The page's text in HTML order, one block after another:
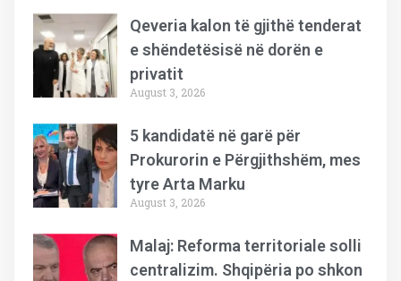
Qeveria kalon të gjithë tenderat
e shëndetësisë në dorën e
privatit
August 3, 2026
5 kandidatë në garë për
Prokurorin e Përgjithshëm, mes
tyre Arta Marku
August 3, 2026
Malaj: Reforma territoriale solli
centralizim. Shqipëria po shkon